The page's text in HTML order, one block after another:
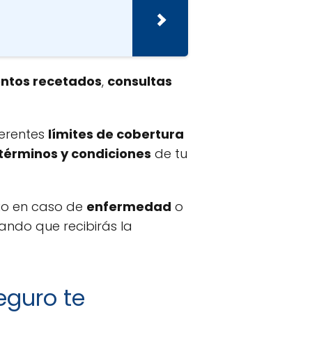
recetados, consultas
límites de cobertura
y condiciones de tu
en caso de enfermedad o
que recibirás la
te